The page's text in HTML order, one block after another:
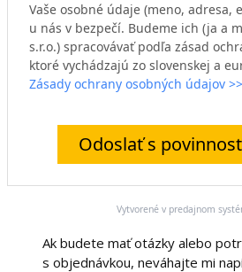
Vaše osobné údaje (meno, adresa,
u nás v bezpečí. Budeme ich (ja a
s.r.o.) spracovávať podľa zásad
ktoré vychádzajú zo slovenskej a
Zásady ochrany osobných údajov
Odoslať s
Vytvorené v predajnom
Ak budete mať otázky alebo
s objednávkou, neváhajte mi